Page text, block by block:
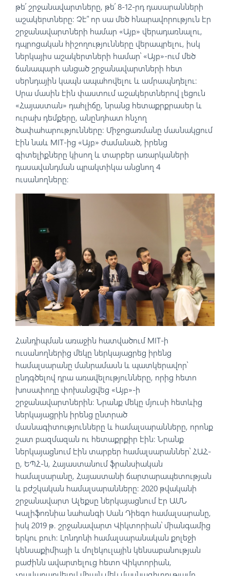
թե՛ շրջանավարտները, թե՛ 8-12-րդ դասարանների
աշակերտները։ Չէ՞ որ սա մեծ հնարավորություն էր
շրջանավարտների համար «Այբ» վերադառնալու,
դպրոցական հիշողությունները վերապրելու, իսկ
ներկայիս աշակերտների համար՝ «Այբ»-ում մեծ
ճանապարհ անցած շրջանավարտների հետ
սերնդային կապն ապահովելու և ամրապնդելու։
Սրա մասին էին փաստում աշակերտներով լեցուն
«Հայաստան» դահլիճը, նրանց հետաքրքրասեր և
ուրախ դեմքերը, անընդհատ հնչող
ծափահարությունները։ Միջոցառմանը մասնակցում
էին նաև MIT-ից «Այբ» ժամանած, իրենց
գիտելիքները կիսող և տարբեր առարկաների
դասավանդման պրակտիկա անցնող 4
ուսանողները։
Հանդիպման առաջին հատվածում MIT-ի
ուսանողներից մեկը ներկայացրեց իրենց
համալսարանը մանրամասն և պատկերավոր՝
ընդգծելով դրա առավելությունները, որից հետո
խոսափողը փոխանցվեց «Այբ»-ի
շրջանավարտներին։ Նրանք մեկը մյուսի հետևից
ներկայացրին իրենց ընտրած
մասնագիտությունները և համալսարանները, որոնք
շատ բազմազան ու հետաքրքիր էին։ Նրանք
ներկայացնում էին տարբեր համալսարաններ՝ ՀԱՀ-
ը, ԵՊՀ-ն, Հայաստանում ֆրանսիական
համալսարանը, Հայաստանի ճարտարապետության
և բժշկական համալսարանները։ 2020 թվականի
շրջանավարտ Ալեքսը ներկայացնում էր ԱՄՆ
Կալիֆոռնիա նահանգի Սան Դիեգո համալսարանը,
իսկ 2019 թ. շրջանավարտ Վիկտորիան՝ միանգամից
երկու բուհ։ Լոնդոնի համալսարանական քոլեջի
կենսաքիմիայի և մոլեկուլային կենսաբանության
բաժինն ավարտելուց հետո Վիկտորիան,